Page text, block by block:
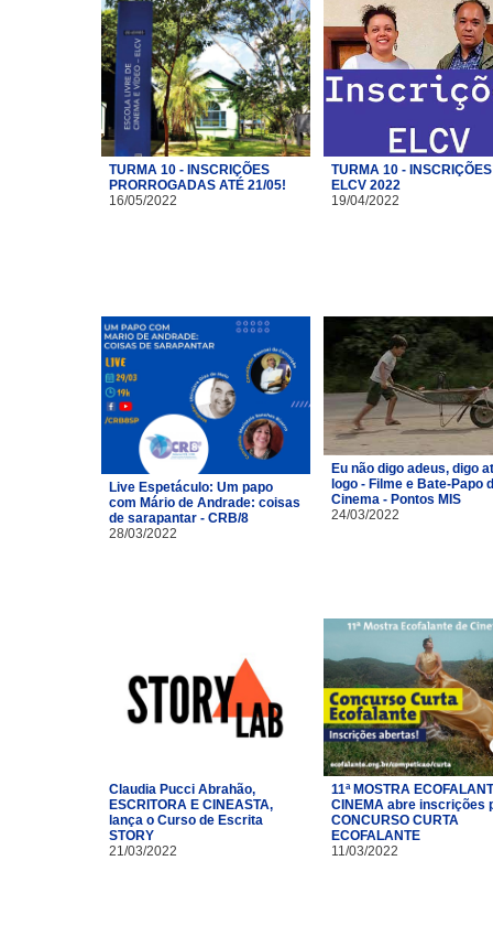
TURMA 10 - INSCRIÇÕES
PRORROGADAS ATÉ 21/05!
16/05/2022
TURMA 10 - INSCRIÇÕES
ELCV 2022
19/04/2022
Live Espetáculo: Um papo
com Mário de Andrade: coisas
de sarapantar - CRB/8
28/03/2022
Eu não digo adeus, digo
logo - Filme e Bate-Papo
Cinema - Pontos MIS
24/03/2022
Claudia Pucci Abrahão,
ESCRITORA E CINEASTA,
lança o Curso de Escrita
STORY
21/03/2022
11ª MOSTRA
CINEMA abre inscrições
CONCURSO CURTA
ECOFALANTE
11/03/2022